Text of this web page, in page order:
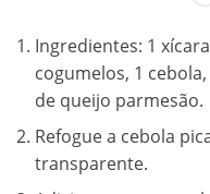
Ingredientes: 1
cogumelos, 1
de queijo parmesão.
Refogue a cebola
transparente.